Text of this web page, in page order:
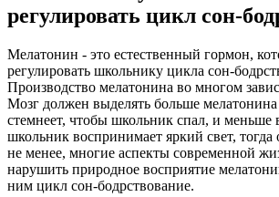
регулировать цикл сон-
Мелатонин - это естественный гормон,
регулировать школьнику цикла сон-
Производство мелатонина во многом
Мозг должен выделять больше мелатонина
стемнеет, чтобы школьник спал, и меньше
школьник воспринимает яркий свет, тогда
не менее, многие аспекты современной
нарушить природное восприятие
ним цикл сон-бодрствование.